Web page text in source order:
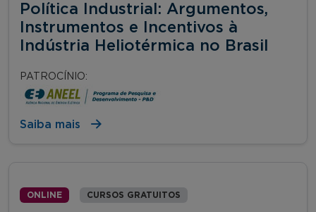
Política Industrial: Argumentos,
Instrumentos e Incentivos à
Indústria Heliotérmica no Brasil
PATROCÍNIO:
Saiba mais
ONLINE CURSOS GRATUITOS